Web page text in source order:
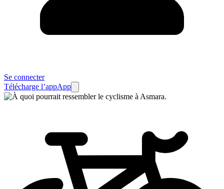
Se connecter
Télécharge l’appApp